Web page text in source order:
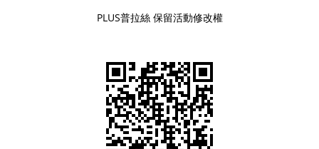
PLUS普拉絲 保留活動修改權